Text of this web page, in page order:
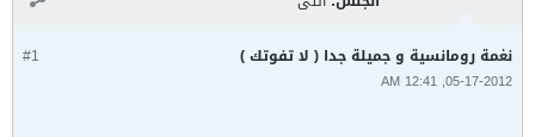
#1 نغمة رومانسية و جميلة جدا ( لا تفوتك )
05-17-2012, 12:41 AM